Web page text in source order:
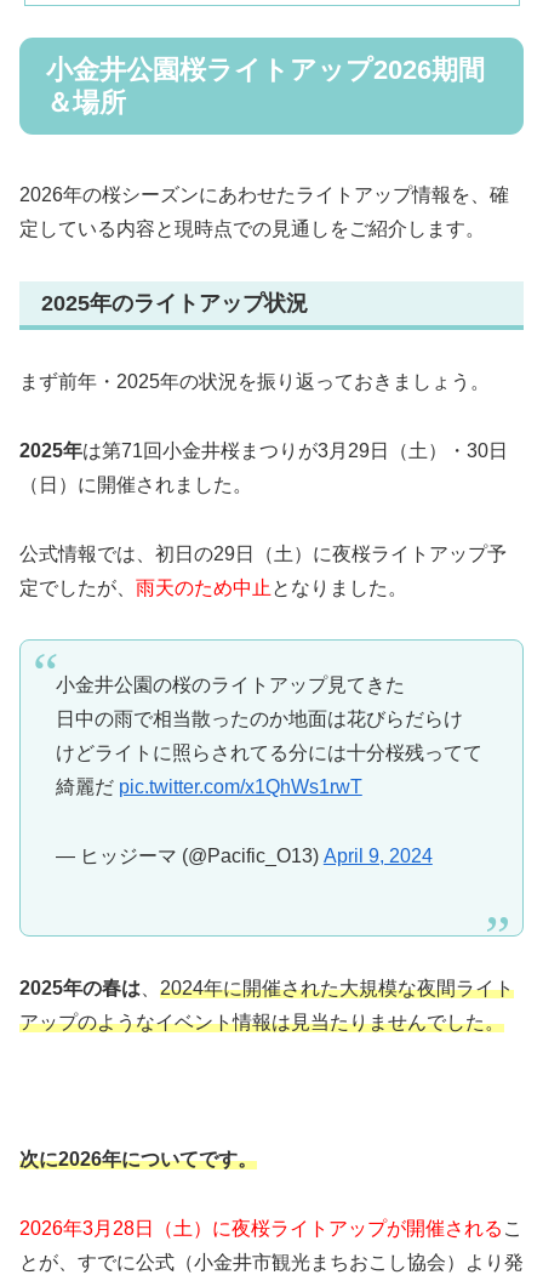
小金井公園桜ライトアップ2026期間
＆場所
2026年の桜シーズンにあわせたライトアップ情報を、確
定している内容と現時点での見通しをご紹介します。
2025年のライトアップ状況
まず前年・2025年の状況を振り返っておきましょう。
2025年は第71回小金井桜まつりが3月29日（土）・30日
（日）に開催されました。
公式情報では、初日の29日（土）に夜桜ライトアップ予
定でしたが、 雨天のため中止 となりました。
小金井公園の桜のライトアップ見てきた
日中の雨で相当散ったのか地面は花びらだらけ
けどライトに照らされてる分には十分桜残ってて
綺麗だ pic.twitter.com/x1QhWs1rwT
— ヒッジーマ (@Pacific_O13) April 9, 2024
2025年の春は
2024年に開催された大規模な夜間ライト
アップのようなイベント情報は見当たりませんでした。
次に2026年についてです。
2026年3月28日（土）に夜桜ライトアップが開催される こ
とが、すでに公式（小金井市観光まちおこし協会）より発